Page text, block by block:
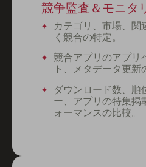
競争監査＆モニタ
カテゴリ、市場、関
く競合の特定。
競合アプリのアプリ
ト、メタデータ更新
ダウンロード数、順
ー、アプリの特集掲
ォーマンスの比較。